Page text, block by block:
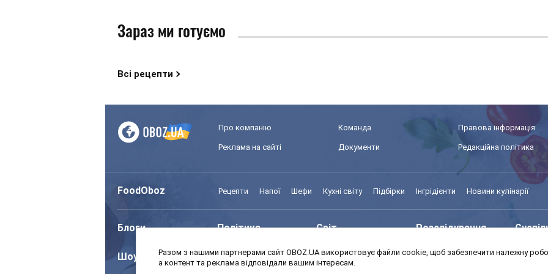
Зараз ми готуємо
Всі рецепти
Про компанію Команда Правова інформація
Реклама на сайті Документи Редакційна політика
FoodOboz Рецепти Напої Шефи Кухні світу Підбірки Інгрідієнти Новини кулінарії
Блоги Політика Світ Розслідування
Шоу Спорт Моя школа Авто
Разом з нашими партнерами сайт OBOZ.UA використовує файли cookie, щоб забезпечити належну
а контент та реклама відповідали вашим інтересам.